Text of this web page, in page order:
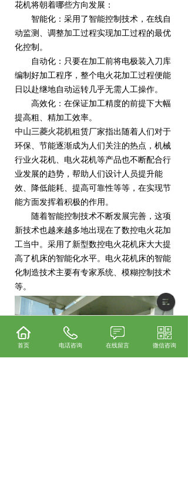
花机将朝着哪些方向发展：
智能化：采用了智能控制技术，在线自
动监测、调整加工过程实现加工过程的最优
化控制。
自动化：只要在加工前将电极装入刀库
编制好加工程序，整个电火花加工过程便能
日以赴继地自动运转几乎无需人工操作。
高效化：在保证加工精度的前提下大幅
提高粗、精加工效率。
中山三菱火花机租赁厂家指出随着人们对于
环保、节能逐渐成为人们关注的热点，机械
行业火花机、电火花机等产品也不断配合行
业发展的趋势，帮助人们设计人员提升能
效、降低能耗、提高可靠性等等，在实现节
能方面发挥着积极的作用。
随着智能控制技术不断发展完善，这项
新技术也越来越多地出现在了数控电火花加
工当中。采用了新型数控电火花机床大大提
高了机床的智能化水平。电火花机床的智能
化制造技术主要有专家系统、模糊控制技术
等。
首页 电话咨询 在线留言 微信咨询